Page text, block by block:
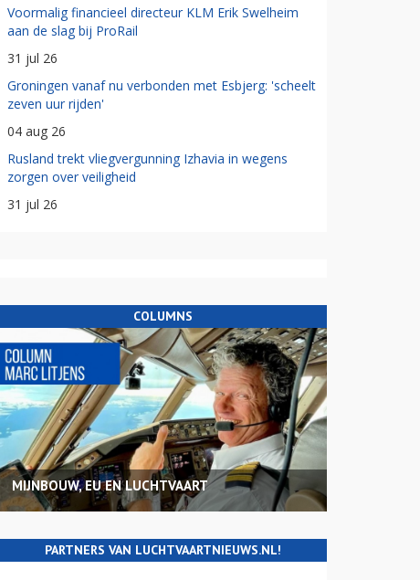
Voormalig financieel directeur KLM Erik Swelheim
aan de slag bij ProRail
31 jul 26
Groningen vanaf nu verbonden met Esbjerg: 'scheelt
zeven uur rijden'
04 aug 26
Rusland trekt vliegvergunning Izhavia in wegens
zorgen over veiligheid
31 jul 26
COLUMNS
MIJNBOUW, EU EN LUCHTVAART
PARTNERS VAN LUCHTVAARTNIEUWS.NL!